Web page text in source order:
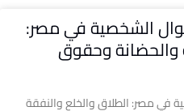
الشخصية في مصر:
والحضانة وحقوق
في مصر: الطلاق والخلع والنفقة